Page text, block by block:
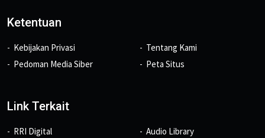
Ketentuan
Kebijakan Privasi
Pedoman Media Siber
Tentang Kami
Peta Situs
Link Terkait
RRI Digital
Audio Library